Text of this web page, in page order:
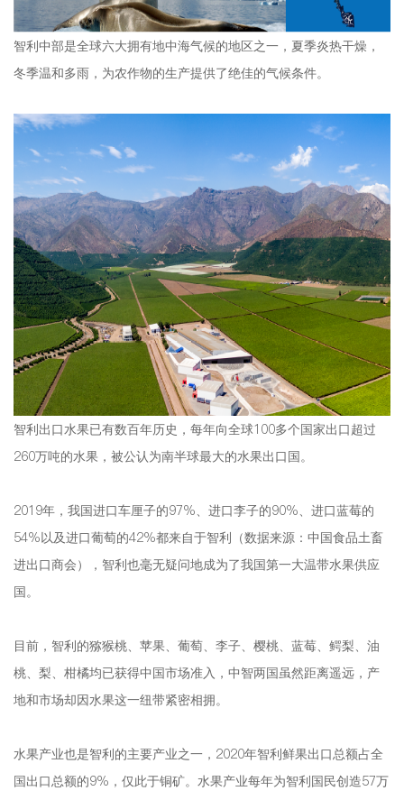
智利中部是全球六大拥有地中海气候的地区之一，夏季炎热干燥，
冬季温和多雨，为农作物的生产提供了绝佳的气候条件。
智利出口水果已有数百年历史，每年向全球100多个国家出口超过
260万吨的水果，被公认为南半球最大的水果出口国。
2019年，我国进口车厘子的97%、进口李子的90%、进口蓝莓的
54%以及进口葡萄的42%都来自于智利（数据来源：中国食品土畜
进出口商会），智利也毫无疑问地成为了我国第一大温带水果供应
国。
目前，智利的猕猴桃、苹果、葡萄、李子、樱桃、蓝莓、鳄梨、油
桃、梨、柑橘均已获得中国市场准入，中智两国虽然距离遥远，产
地和市场却因水果这一纽带紧密相拥。
水果产业也是智利的主要产业之一，2020年智利鲜果出口总额占全
国出口总额的9%，仅此于铜矿。水果产业每年为智利国民创造57万